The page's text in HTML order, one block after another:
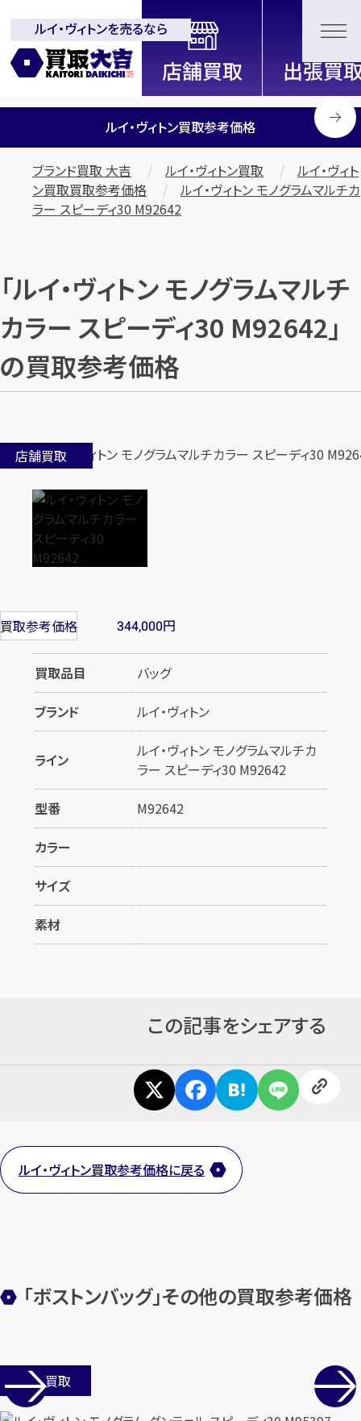
全国2000店舗以上展開中！
信頼と実績の買取専門店「買取大
吉」
ルイ・ヴィトンを売るなら
ルイ・ヴィトン買取参考価格
ブランド買取 大吉 ルイ・ヴィトン買取
ルイ・ヴィト
ン買取買取参考価格
ルイ・ヴィトン モノグラムマルチカ
ラー スピーディ30 M92642
「ルイ・ヴィトン モノグラムマルチ
カラー スピーディ30 M92642」
の買取参考価格
店舗買取
買取参考価格 344,000円
買取品目
バッグ
ブランド
ルイ・ヴィトン
ライン
ルイ・ヴィトン モノグラムマルチカ
ラー スピーディ30 M92642
型番
M92642
カラー
サイズ
素材
この記事をシェアする
ルイ・ヴィトン買取参考価格に戻る
「ボストンバッグ」その他の買取参考価格
店舗買取